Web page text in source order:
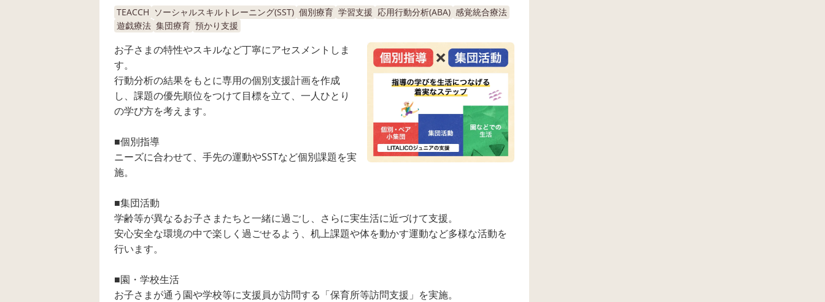
TEACCH ソーシャルスキルトレーニング(SST) 個別療育 学習支援 応用行動分析(ABA) 感覚統合療法
遊戯療法 集団療育 預かり支援
お子さまの特性やスキルなど丁寧にアセスメントしま
す。
行動分析の結果をもとに専用の個別支援計画を作成
し、課題の優先順位をつけて目標を立て、一人ひとり
の学び方を考えます。
■個別指導
ニーズに合わせて、手先の運動やSSTなど個別課題を実
施。
■集団活動
学齢等が異なるお子さまたちと一緒に過ごし、さらに実生活に近づけて支援。
安心安全な環境の中で楽しく過ごせるよう、机上課題や体を動かす運動など多様な活動を
行います。
■園・学校生活
お子さまが通う園や学校等に支援員が訪問する「保育所等訪問支援」を実施。